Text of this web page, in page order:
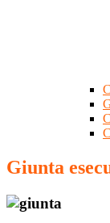
Giunta